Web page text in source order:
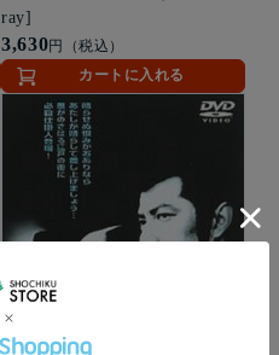
ray]
3,630円（税込）
カートに入れる